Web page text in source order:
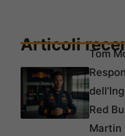
Articoli
Tom
Red
Martin